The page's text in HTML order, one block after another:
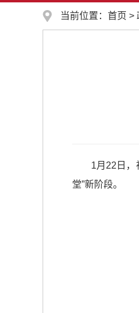
当前位置： 首页 >
1月22日，
堂”新阶段。